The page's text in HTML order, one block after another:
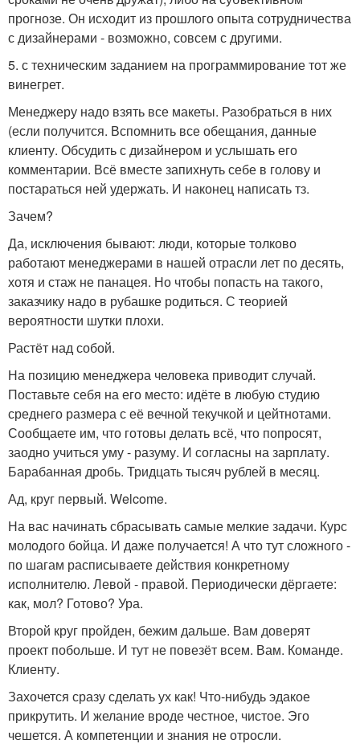
прогнозе. Он исходит из прошлого опыта сотрудничества
с дизайнерами - возможно, совсем с другими.
5. с техническим заданием на программирование тот же
винегрет.
Менеджеру надо взять все макеты. Разобраться в них
(если получится. Вспомнить все обещания, данные
клиенту. Обсудить с дизайнером и услышать его
комментарии. Всё вместе запихнуть себе в голову и
постараться ней удержать. И наконец написать тз.
Зачем?
Да, исключения бывают: люди, которые толково
работают менеджерами в нашей отрасли лет по десять,
хотя и стаж не панацея. Но чтобы попасть на такого,
заказчику надо в рубашке родиться. С теорией
вероятности шутки плохи.
Растёт над собой.
На позицию менеджера человека приводит случай.
Поставьте себя на его место: идёте в любую студию
среднего размера с её вечной текучкой и цейтнотами.
Сообщаете им, что готовы делать всё, что попросят,
заодно учиться уму - разуму. И согласны на зарплату.
Барабанная дробь. Тридцать тысяч рублей в месяц.
Ад, круг первый. Welcome.
На вас начинать сбрасывать самые мелкие задачи. Курс
молодого бойца. И даже получается! А что тут сложного -
по шагам расписываете действия конкретному
исполнителю. Левой - правой. Периодически дёргаете:
как, мол? Готово? Ура.
Второй круг пройден, бежим дальше. Вам доверят
проект побольше. И тут не повезёт всем. Вам. Команде.
Клиенту.
Захочется сразу сделать ух как! Что-нибудь эдакое
прикрутить. И желание вроде честное, чистое. Эго
чешется. А компетенции и знания не отросли.